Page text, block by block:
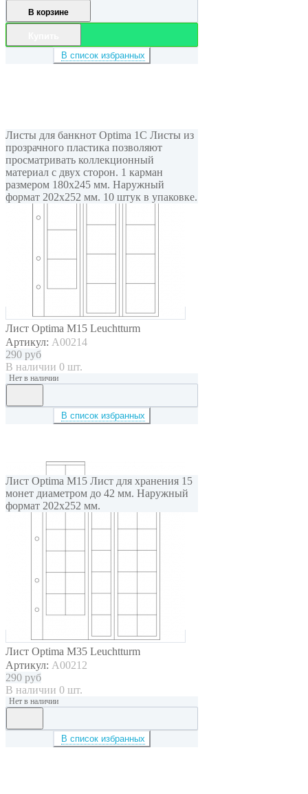
В корзине
В список избранных
Листы для банкнот Optima 1C Листы из
прозрачного пластика позволяют
просматривать коллекционный
материал с двух сторон. 1 карман
размером 180x245 мм. Наружный
формат 202x252 мм. 10 штук в упаковке.
Лист Optima M15 Leuchtturm
Артикул: A00214
290 руб
В наличии 0 шт.
Нет в наличии
В список избранных
Лист Optima M15 Лист для хранения 15
монет диаметром до 42 мм. Наружный
формат 202x252 мм.
Лист Optima M35 Leuchtturm
Артикул: A00212
290 руб
В наличии 0 шт.
Нет в наличии
В список избранных